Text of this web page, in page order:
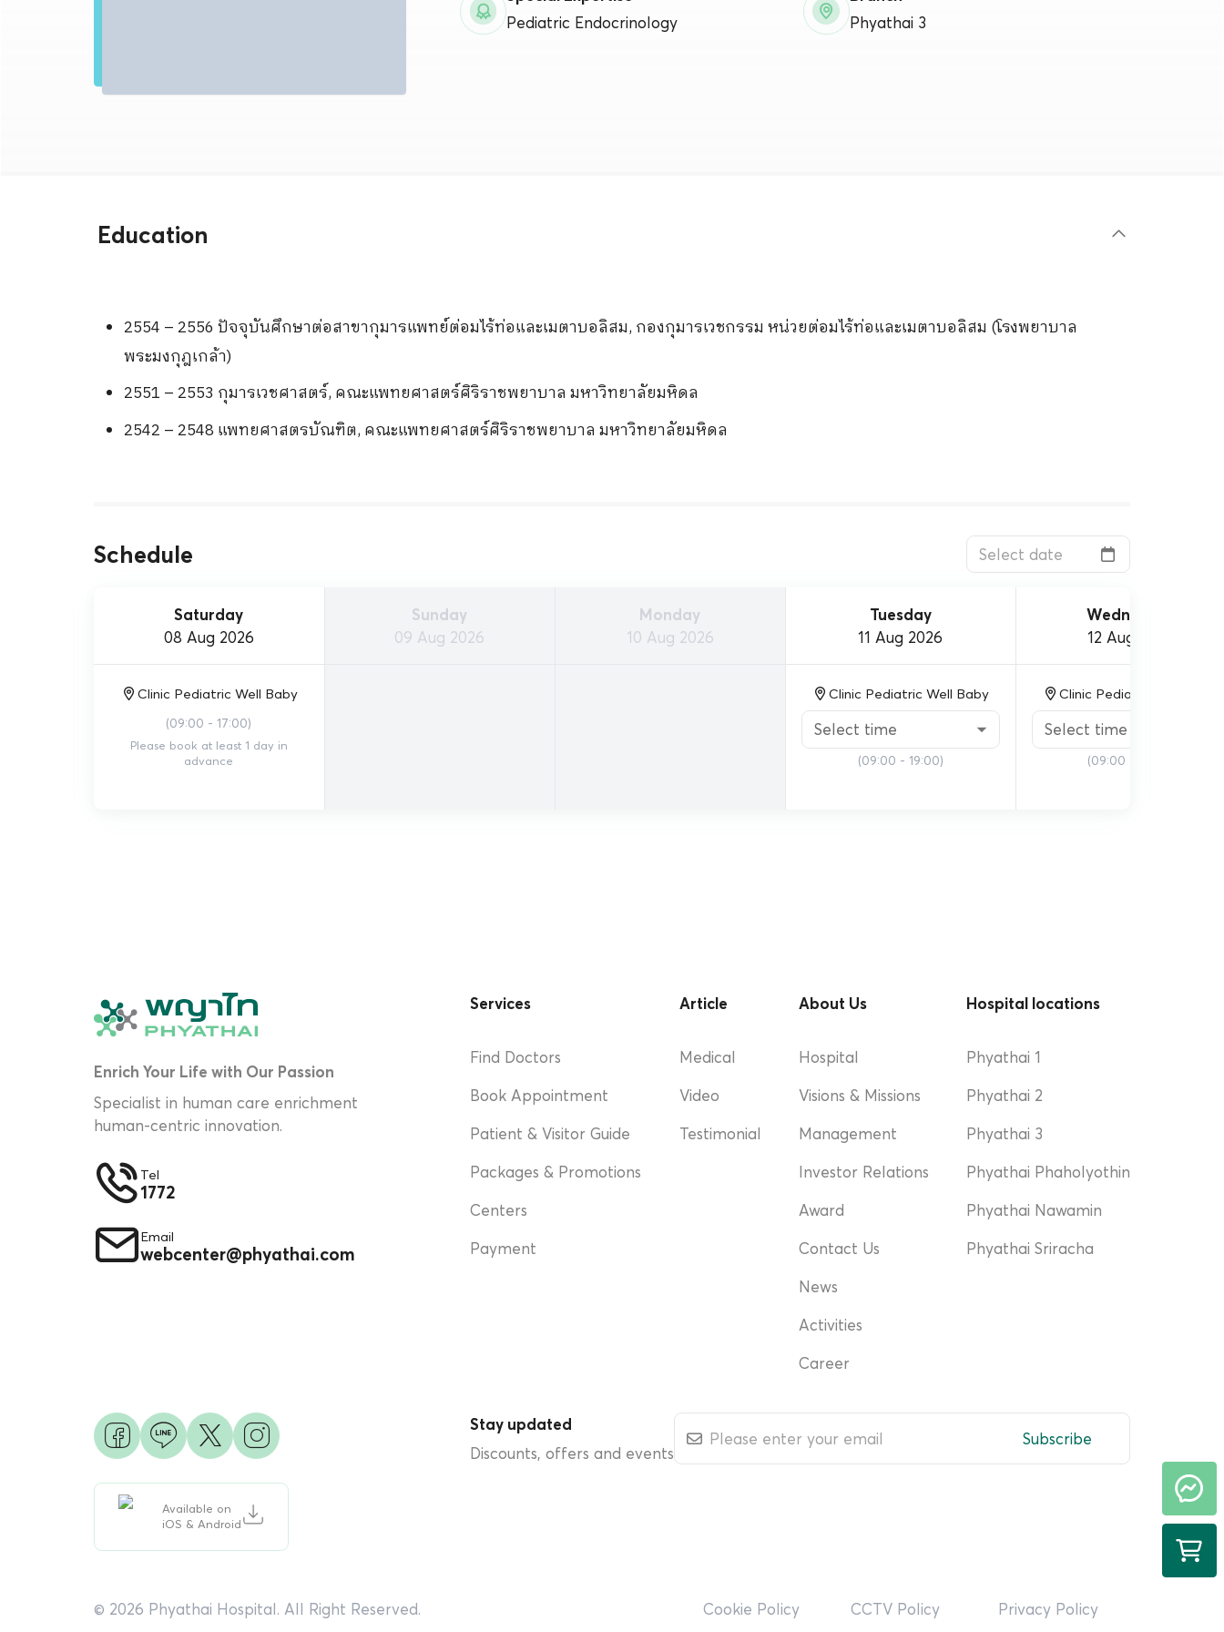
Pediatric Endocrinology
Phyathai 3
Education
2554 – 2556 ปัจจุบันศึกษาต่อสาขากุมารแพทย์ต่อมไร้ท่อและเมตาบอลิสม, กองกุมารเวชกรรม หน่วยต่อมไร้ท่อและเมตาบอลิสม (โรงพยาบาล
พระมงกุฎเกล้า)
2551 – 2553 กุมารเวชศาสตร์, คณะแพทยศาสตร์ศิริราชพยาบาล มหาวิทยาลัยมหิดล
2542 – 2548 แพทยศาสตรบัณฑิต, คณะแพทยศาสตร์ศิริราชพยาบาล มหาวิทยาลัยมหิดล
Schedule
Saturday
08 Aug 2026
Clinic Pediatric Well Baby
(09:00 - 17:00)
Please book at least 1 day in
advance
Sunday
09 Aug 2026
Monday
10 Aug 2026
Tuesday
11 Aug 2026
Clinic Pediatric Well Baby
Select time
(09:00 - 19:00)
Wednesday
12 Aug 2026
Clinic Pediatric Well Baby
Select time
(09:00 - 17:00
Enrich Your Life with Our Passion
Specialist in human care enrichment
human-centric innovation.
Tel
1772
Email
webcenter@phyathai.com
Services
Find Doctors
Book Appointment
Patient & Visitor Guide
Packages & Promotions
Centers
Payment
Article
Medical
Video
Testimonial
About Us
Hospital
Visions & Missions
Management
Investor Relations
Award
Contact Us
News
Activities
Career
Hospital locations
Phyathai 1
Phyathai 2
Phyathai 3
Phyathai Phaholyothin
Phyathai Nawamin
Phyathai Sriracha
Available on
iOS & Android
Stay updated
Discounts, offers and events
Subscribe
© 2026 Phyathai Hospital. All Right Reserved. Cookie Policy CCTV Policy Privacy Policy